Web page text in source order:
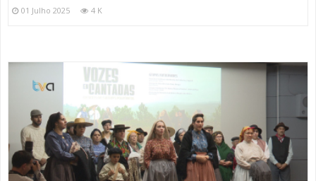
01 Julho 2025 4 K